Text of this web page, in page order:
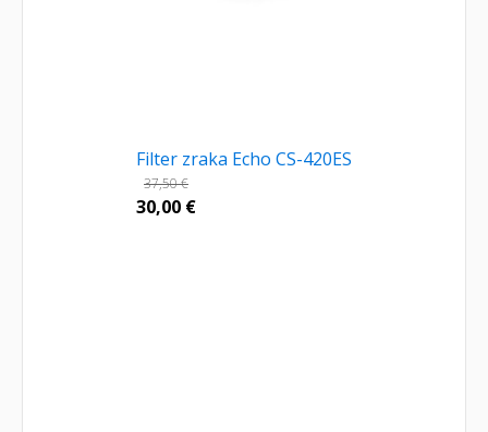
Filter zraka Echo CS-420ES
37,50€
30,00 €